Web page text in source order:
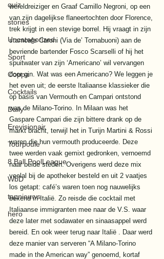
quiz
stories
Uncategorized
Sport
Coppa
Cocktails
Daily
Erevisionair
Tourpoule
8 Ball PoolLeague
WbD
tapnieuws
hero
wereldreiziger en Graaf Camillo Negroni, op een
van zijn dagelijkse flaneertochten door Florence,
trek krijgt in een stevige borrel. Hij vraagt in zijn
stamcafe Caroni (Via de’ Tornabuoni) aan de
bevriende bartender Fosco Scarselli of hij het
spuitwater van zijn ‘Americano’ wil vervangen
door gin. Wat was een Americano? We leggen je
het even uit; de eerste Italiaanse klassieker die
op basis van Vermouth en Campari ontstond
was de Milano-Torino. In Milaan was het
Gaspare Campari die zijn bittere drank op de
markt bracht, terwijl het in Turijn Martini & Rossi
waren die hun vermouth produceerde. Deze
twee werden vaak gemixt gedronken, vernoemd
naar beide steden. Overigens werd deze mix
veelal bij de apotheker besteld en uit 2 vaatjes
los getapt: café’s waren toen nog nauwelijks
bekend in Italië. Zo reisde die cocktail met
Italiaanse immigranten mee naar de V.S. waar
deze later met sodawater en sinaasappel werd
bereid. En ook weer terug naar Italië . Daar werd
deze manier van serveren “A Milano-Torino
made in the American way” genoemd, kortaf